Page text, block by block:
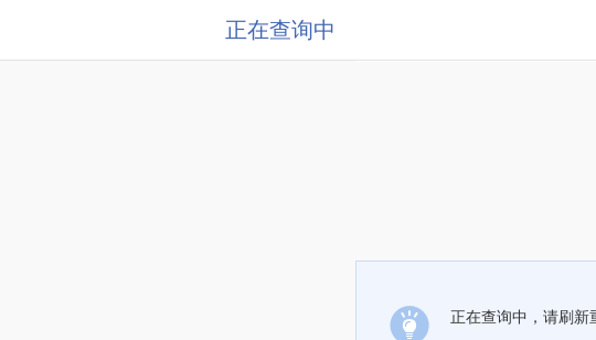
正在查询中
正在查询中，请刷新